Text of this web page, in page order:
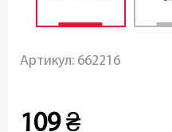
Артикул: 662216
109 ₴